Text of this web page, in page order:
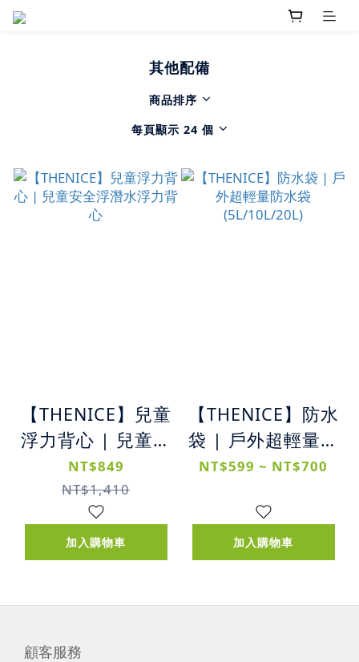
其他配備
商品排序
每頁顯示 24 個
【THENICE】兒童
浮力背心 | 兒童安
全浮潛水浮力背心
NT$849
NT$1,410
加入購物車
【THENICE】防水
袋 | 戶外超輕量防
水袋 (5L/10L/20L)
NT$599 ~ NT$700
加入購物車
顧客服務